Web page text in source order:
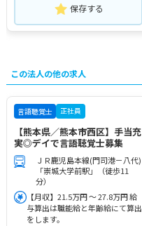
保存する
この法人の他の求人
言語聴覚士 正社員
【熊本県／熊本市西区】手当充
実◎デイで言語聴覚士募集
ＪＲ鹿児島本線(門司港－八代)
「崇城大学前駅」（徒歩11
分）
【月収】21.5万円 ～ 27.8万円 給
与算出は職能給と年齢給にて算出
をします。